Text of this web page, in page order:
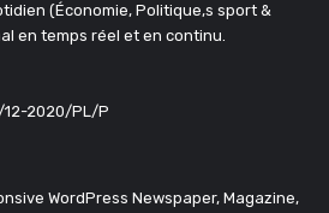
(Économie, Politique,s sport &
en temps réel et en continu.
12-2020/PL/P
WordPress Newspaper, Magazine,